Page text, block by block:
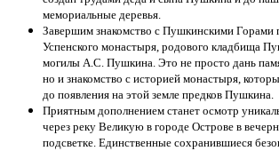
мемориальные деревья.
Завершим знакомство с Пушкинскими Горами
Успенского монастыря, родового кладбища
могилы А.С. Пушкина. Это не просто дань
но и знакомство с историей монастыря,
до появления на этой земле предков Пушкина.
Приятным дополнением станет осмотр
через реку Великую в городе Острове в
подсветке. Единственные сохранившиеся